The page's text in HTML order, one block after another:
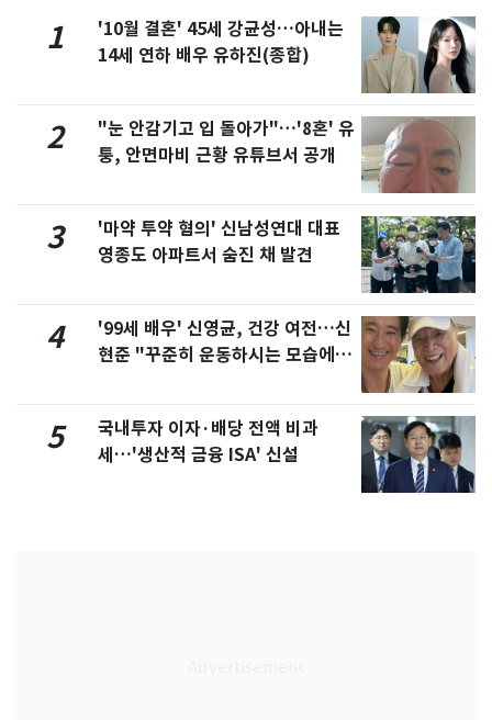
1
'10월 결혼' 45세 강균성…아내는
14세 연하 배우 유하진(종합)
2
"눈 안감기고 입 돌아가"…'8혼' 유
퉁, 안면마비 근황 유튜브서 공개
3
'마약 투약 혐의' 신남성연대 대표
영종도 아파트서 숨진 채 발견
4
'99세 배우' 신영균, 건강 여전…신
현준 "꾸준히 운동하시는 모습에 큰
5
국내투자 이자·배당 전액 비과
세…'생산적 금융 ISA' 신설